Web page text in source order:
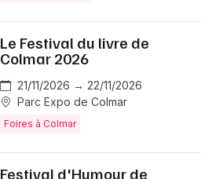
Le Festival du livre de
Colmar 2026
21/11/2026 → 22/11/2026
Parc Expo de Colmar
Foires à Colmar
Festival d'Humour de